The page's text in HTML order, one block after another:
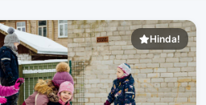
Hinda!